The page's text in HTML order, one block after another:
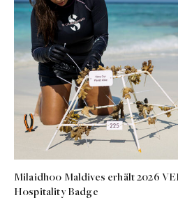
Milaidhoo Maldives erhält 2026
Hospitality Badge